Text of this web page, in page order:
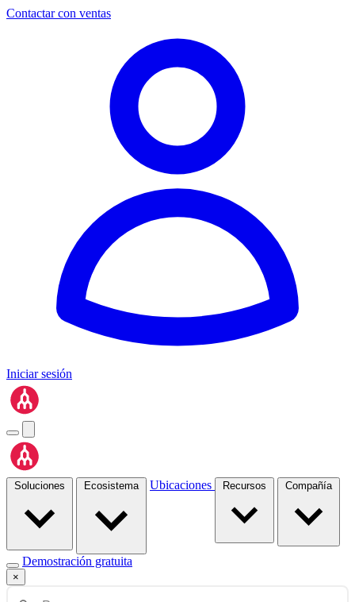
Contactar con ventas
Iniciar sesión
Ecosistema Ubicaciones Compañía
Demostración gratuita
×